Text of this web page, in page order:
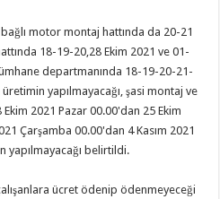
motor montaj hattında da 20-21
18-19-20,28 Ekim 2021 ve 01-
departmanında 18-19-20-21-
yapılmayacağı, şasi montaj ve
2021 Pazar 00.00'dan 25 Ekim
Çarşamba 00.00'dan 4 Kasım 2021
yapılmayacağı belirtildi.
ücret ödenip ödenmeyeceği